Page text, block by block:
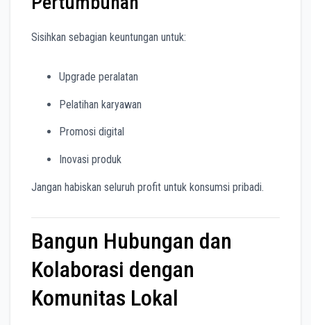
Sisihkan sebagian keuntungan untuk:
Upgrade peralatan
Pelatihan karyawan
Promosi digital
Inovasi produk
Jangan habiskan seluruh profit untuk konsumsi pribadi.
Bangun Hubungan dan
Kolaborasi dengan
Komunitas Lokal